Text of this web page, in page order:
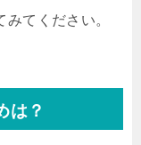
てください。
は？